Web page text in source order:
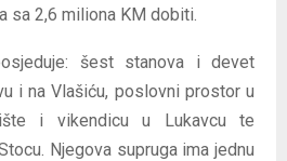
sa 2,6 miliona KM dobiti.
šest stanova i devet
i na Vlašiću, poslovni prostor u
i vikendicu u Lukavcu te
Njegova supruga ima jednu